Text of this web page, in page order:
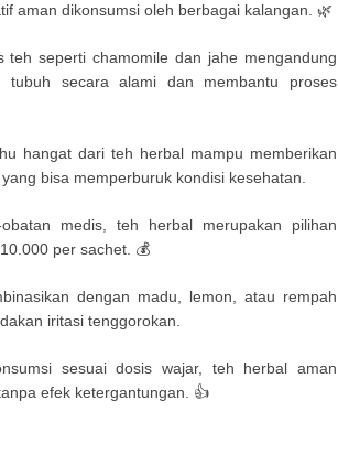
aman dikonsumsi oleh berbagai kalangan. 🌿
teh seperti chamomile dan jahe mengandung
tubuh secara alami dan membantu proses
hangat dari teh herbal mampu memberikan
bisa memperburuk kondisi kesehatan.
medis, teh herbal merupakan pilihan
per sachet. 💰
dengan madu, lemon, atau rempah
iritasi tenggorokan.
sesuai dosis wajar, teh herbal aman
efek ketergantungan. 👍